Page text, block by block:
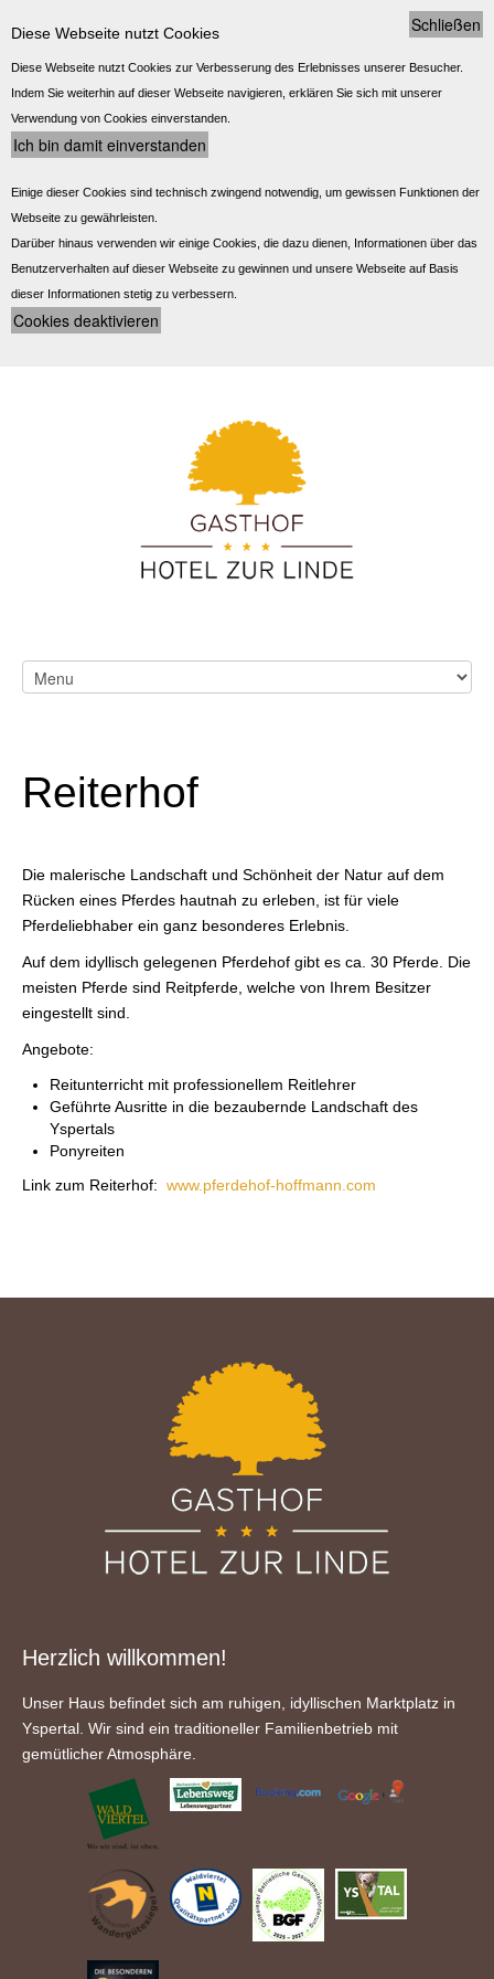
Schließen
Diese Webseite nutzt Cookies
Diese Webseite nutzt Cookies zur Verbesserung des Erlebnisses unserer Besucher.
Indem Sie weiterhin auf dieser Webseite navigieren, erklären Sie sich mit unserer
Verwendung von Cookies einverstanden.
Einige dieser Cookies sind technisch zwingend notwendig, um gewissen Funktionen der
Webseite zu gewährleisten.
Darüber hinaus verwenden wir einige Cookies, die dazu dienen, Informationen über das
Benutzerverhalten auf dieser Webseite zu gewinnen und unsere Webseite auf Basis
dieser Informationen stetig zu verbessern.
Reiterhof
Die malerische Landschaft und Schönheit der Natur auf dem
Rücken eines Pferdes hautnah zu erleben, ist für viele
Pferdeliebhaber ein ganz besonderes Erlebnis.
Auf dem idyllisch gelegenen Pferdehof gibt es ca. 30 Pferde. Die
meisten Pferde sind Reitpferde, welche von Ihrem Besitzer
eingestellt sind.
Angebote:
Reitunterricht mit professionellem Reitlehrer
Geführte Ausritte in die bezaubernde Landschaft des
Yspertals
Ponyreiten
Link zum Reiterhof: www.pferdehof-hoffmann.com
Herzlich willkommen!
Unser Haus befindet sich am ruhigen, idyllischen Marktplatz in
Yspertal. Wir sind ein traditioneller Familienbetrieb mit
gemütlicher Atmosphäre.